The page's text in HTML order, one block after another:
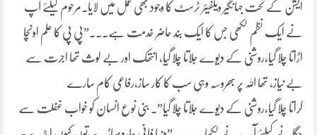
ایشن کے تحت جہانگیر ویلفیئر ٹرسٹ کا وجود بھی عمل میں لایا۔مرحوم کیلئے آپ
نے ایک نظم لکھی جس کا ایک بند حاضر خدمت ہے۔۔۔”پی پی کا علم اونچا
اڑاتا چلا گیا،روشنی کے دیوے جلاتا چلا گیا، انتھک اور بے لوث تھا اجرت سے
بے نیاز، تھا اللہ پر بھروسہ وہی سب کا کار ساز،رفاعی کام سارے
کراتا چلا گیا،روشنی کے دیوے جلاتا چلا گیا”۔ بنی نوع انسان کو خواب غفلت سے